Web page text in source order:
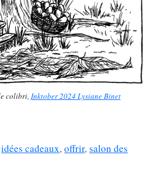
colibri, Inktober 2024 Lysiane Binet
idées cadeaux,offrir,salon des